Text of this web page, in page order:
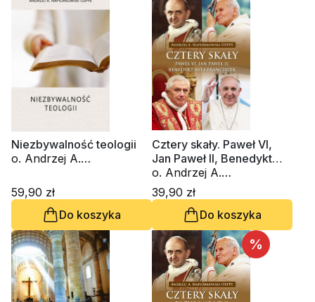
Niezbywalność teologii
o. Andrzej A.
59,90 zł
Do koszyka
Cztery skały. Paweł VI,
Jan Paweł II, Benedykt
XVI i Franciszek
o. Andrzej A.
Napiórkowski OSPPE
39,90 zł
Do koszyka
%